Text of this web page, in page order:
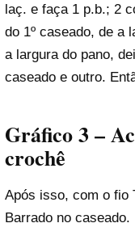
laç. e faça 1 p.b.; 2
do 1º caseado, de a
a largura do pano,
caseado e outro.
Gráfico 3 –
crochê
Após isso, com o fio
Barrado no caseado.